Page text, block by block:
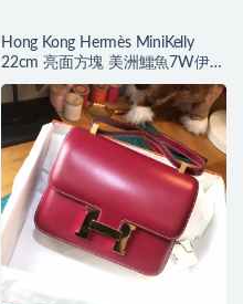
Hong Kong Hermès MiniKelly
22cm 亮面方塊 美洲鱷魚7W伊茲
密爾藍 金扣